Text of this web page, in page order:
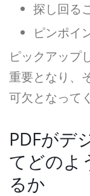
探し回る
ピンポイ
ピックアップ
重要となり、
可欠となって
PDFがデ
てどのよ
るか